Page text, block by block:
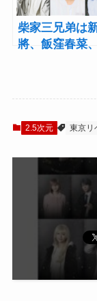
柴家三兄弟は
將、飯窪春菜
2.5次元 東京リ